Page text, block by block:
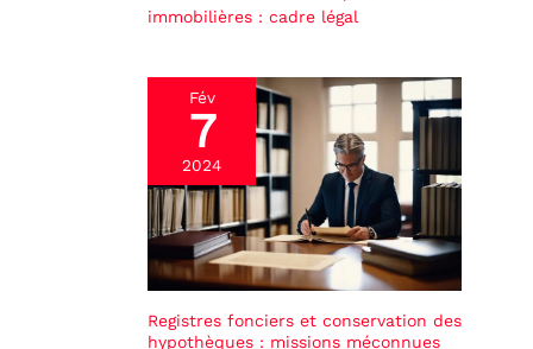
immobilières : cadre légal
Fév
7
2024
Registres fonciers et conservation des
hypothèques : missions méconnues